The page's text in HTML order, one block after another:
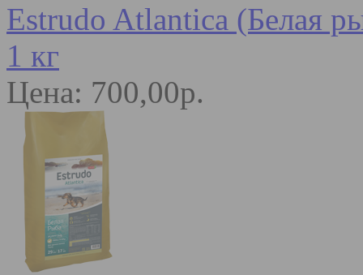
Estrudo Atlantica (Белая
1 кг
Цена: 700,00р.